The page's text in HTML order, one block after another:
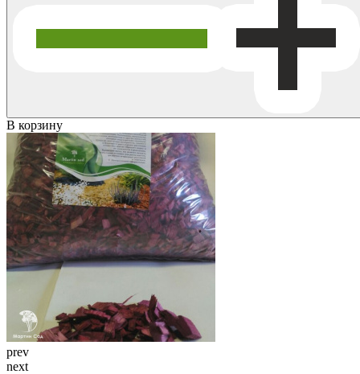
В корзину
prev
next